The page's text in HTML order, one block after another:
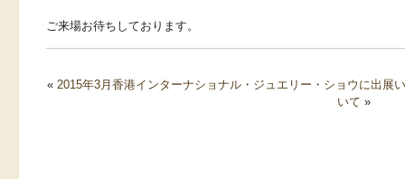
ご来場お待ちしております。
« 2015年3月香港インターナショナル・ジュエリー・ショウに出展
いて »